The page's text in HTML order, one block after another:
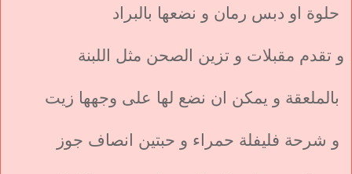
حلوة او دبس رمان و نضعها بالبراد
و تقدم مقبلات و تزين الصحن مثل اللبنة
بالملعقة و يمكن ان نضع لها على وجهها زيت
و شرحة فليفلة حمراء و حبتين انصاف جوز